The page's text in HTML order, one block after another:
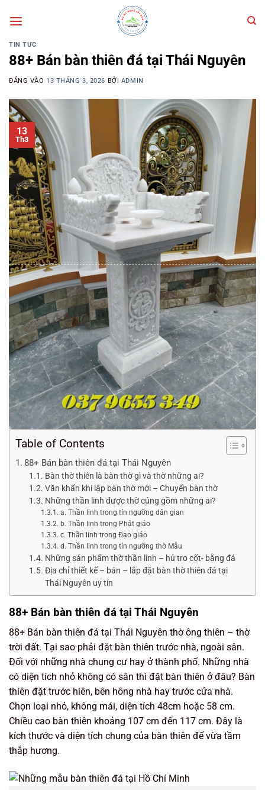
qua
TIN TỨC
88+ Bán bàn thiên đá tại Thái Nguyên
ĐĂNG VÀO 13 THÁNG 3, 2026 BỞI ADMIN
13
Th3
Table of Contents
88+ Bán bàn thiên đá tại Thái Nguyên
Bàn thờ thiên là bàn thờ gì và thờ những ai?
Văn khấn khi lập bàn thờ mới – Chuyển bàn thờ
Những thần linh được thờ cúng gồm những ai?
a. Thần linh trong tín ngưỡng dân gian
b. Thần linh trong Phật giáo
c. Thần linh trong Đạo giáo
d. Thần linh trong tín ngưỡng thờ Mẫu
Những sản phẩm thờ thần linh – hủ tro cốt- bằng đá
Địa chỉ thiết kế – bán – lắp đặt bàn thờ thiên đá tại
Thái Nguyên uy tín
88+ Bán bàn thiên đá tại Thái Nguyên
88+ Bán bàn thiên đá tại Thái Nguyên thờ ông thiên – thờ
trời đất. Tại sao phải đặt bàn thiên trước nhà, ngoài sân.
Đối với những nhà chung cư hay ở thành phố. Những nhà
có diện tích nhỏ không có sân thì đặt bàn thiên ở đâu? Bàn
thiên đặt trước hiên, bên hông nhà hay trước cửa nhà.
Chọn loại nhỏ, không mái, diện tích 48cm hoặc 58 cm.
Chiều cao bàn thiên khoảng 107 cm đến 117 cm. Đây là
kích thước và diện tích chung của bàn thiên để vừa tầm
thắp hương.